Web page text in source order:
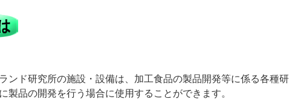
ド研究所の施設・設備は、加工食品の製品開発等に係る各種研
品の開発を行う場合に使用することができます。